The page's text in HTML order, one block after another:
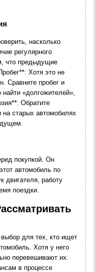
насколько
регулярного
что предыдущие
Хотя это не
Сравните пробег и
«долгожителей»,
Обратите
старых автомобилях
покупкой. Он
автомобиль по
двигателя, работу
поездки.
для тех, кто ищет
Хотя у него
перевешивают их.
в процессе